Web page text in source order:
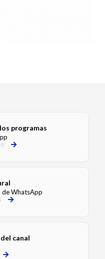
programas
de WhatsApp
canal